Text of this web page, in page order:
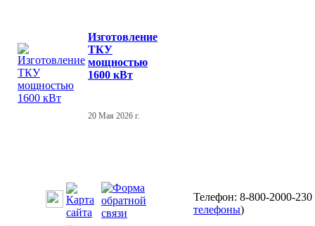
Изготовление
ТКУ
мощностью
1600 кВт
20 Мая 2026 г.
Телефон: 8-800-2000-230
телефоны)